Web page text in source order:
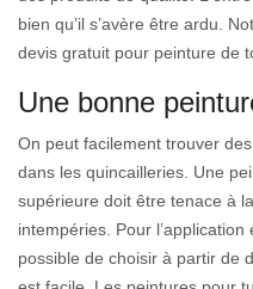
bien qu’il s’avère être ardu.
devis gratuit pour peinture de
Une bonne
On peut facilement trouver
dans les quincailleries. Une
supérieure doit être tenace à
intempéries. Pour
possible de choisir à partir de